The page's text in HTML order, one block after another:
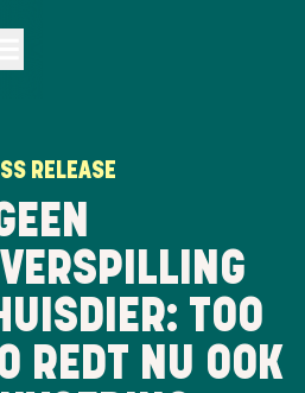
RELEASE
TOO
REDT NU OOK